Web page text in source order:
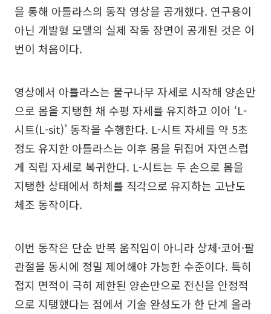
을 통해 아틀라스의 동작 영상을 공개했다. 연구용이
아닌 개발형 모델의 실제 작동 장면이 공개된 것은 이
번이 처음이다.
영상에서 아틀라스는 물구나무 자세로 시작해 양손만
으로 몸을 지탱한 채 수평 자세를 유지하고 이어 ‘L-
시트(L-sit)’ 동작을 수행한다. L-시트 자세를 약 5초
정도 유지한 아틀라스는 이후 몸을 뒤집어 자연스럽
게 직립 자세로 복귀한다. L-시트는 두 손으로 몸을
지탱한 상태에서 하체를 직각으로 유지하는 고난도
체조 동작이다.
이번 동작은 단순 반복 움직임이 아니라 상체·코어·팔
관절을 동시에 정밀 제어해야 가능한 수준이다. 특히
접지 면적이 극히 제한된 양손만으로 전신을 안정적
으로 지탱했다는 점에서 기술 완성도가 한 단계 올라